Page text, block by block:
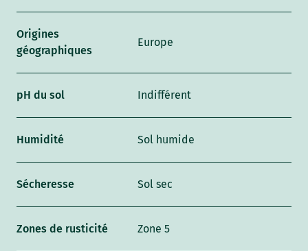
Origines
géographiques
Europe
pH du sol Indifférent
Humidité Sol humide
Sécheresse Sol sec
Zones de rusticité Zone 5